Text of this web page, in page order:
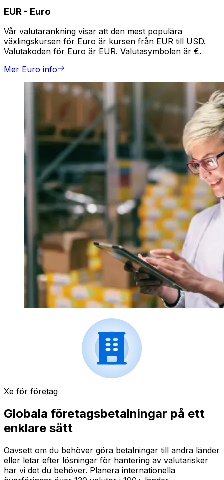
EUR - Euro
Vår valutarankning visar att den mest populära
växlingskursen för Euro är kursen från EUR till USD.
Valutakoden för Euro är EUR. Valutasymbolen är €.
Mer Euro info
Xe för företag
Globala företagsbetalningar på ett
enklare sätt
Oavsett om du behöver göra betalningar till andra länder
eller letar efter lösningar för hantering av valutarisker
har vi det du behöver. Planera internationella